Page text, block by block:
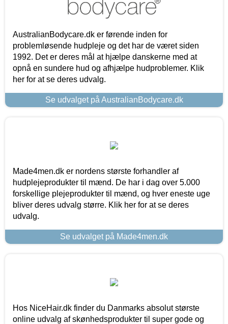
AustralianBodycare.dk er førende inden for
problemløsende hudpleje og det har de været siden
1992. Det er deres mål at hjælpe danskerne med at
opnå en sundere hud og afhjælpe hudproblemer. Klik
her for at se deres udvalg.
Se udvalget på AustralianBodycare.dk
Made4men.dk er nordens største forhandler af
hudplejeprodukter til mænd. De har i dag over 5.000
forskellige plejeprodukter til mænd, og hver eneste uge
bliver deres udvalg større. Klik her for at se deres
udvalg.
Se udvalget på Made4men.dk
Hos NiceHair.dk finder du Danmarks absolut største
online udvalg af skønhedsprodukter til super gode og